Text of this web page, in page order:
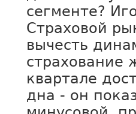
сегменте?
Страховой
вычесть
страхование
квартале
дна - он